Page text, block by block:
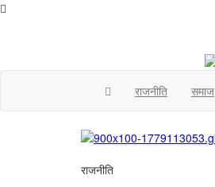
(current)
राजनीति समाज
राजनीति